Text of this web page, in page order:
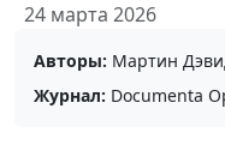
24 марта 2026
Авторы: Мартин
Журнал: Documenta